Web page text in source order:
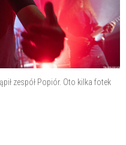
zespół Popiór. Oto kilka fotek